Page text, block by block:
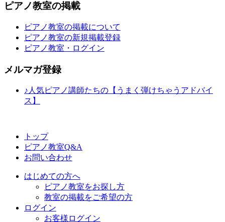
ピアノ教室の掲載
ピアノ教室の掲載について
ピアノ教室の新規掲載登録
ピアノ教室・ログイン
メルマガ登録
♪人気ピアノ講師たちの【うまく弾けちゃうアドバイ
ス】
トップ
ピアノ教室Q&A
お問い合わせ
はじめての方へ
ピアノ教室をお探し方
教室の掲載をご希望の方
ログイン
お客様ログイン